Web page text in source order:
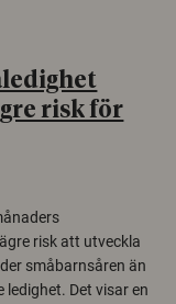
risk för
risk att utveckla
småbarnsåren än
Det visar en